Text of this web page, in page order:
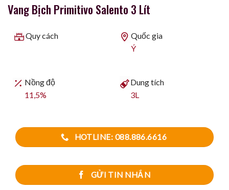
Vang Bịch Primitivo Salento 3 Lít
Quy cách
Quốc gia
Ý
Nồng độ
11,5%
Dung tích
3L
HOTLINE: 088.886.6616
GỬI TIN NHẮN